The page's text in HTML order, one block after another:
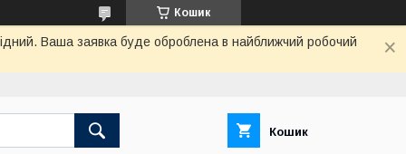
Кошик
Ваша заявка буде оброблена в найближчий робочий
Кошик